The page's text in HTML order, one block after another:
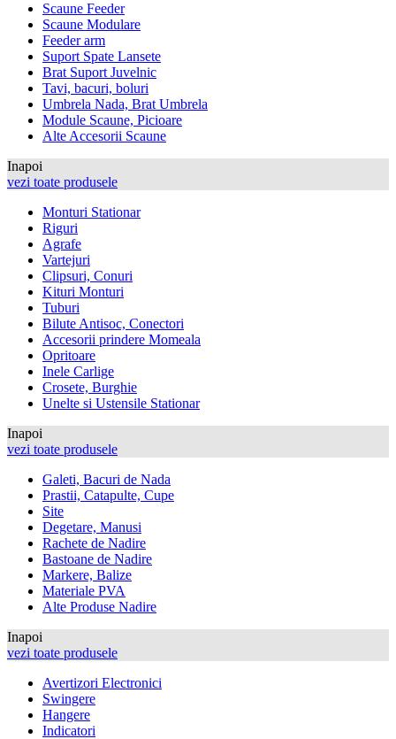
Scaune Feeder
Scaune Modulare
Feeder arm
Suport Spate Lansete
Brat Suport Juvelnic
Tavi, bacuri, boluri
Umbrela Nada, Brat Umbrela
Module Scaune, Picioare
Alte Accesorii Scaune
Inapoi
vezi toate produsele
Monturi Stationar
Riguri
Agrafe
Vartejuri
Clipsuri, Conuri
Kituri Monturi
Tuburi
Bilute Antisoc, Conectori
Accesorii prindere Momeala
Opritoare
Inele Carlige
Crosete, Burghie
Unelte si Ustensile Stationar
Inapoi
vezi toate produsele
Galeti, Bacuri de Nada
Prastii, Catapulte, Cupe
Site
Degetare, Manusi
Rachete de Nadire
Bastoane de Nadire
Markere, Balize
Materiale PVA
Alte Produse Nadire
Inapoi
vezi toate produsele
Avertizori Electronici
Swingere
Hangere
Indicatori